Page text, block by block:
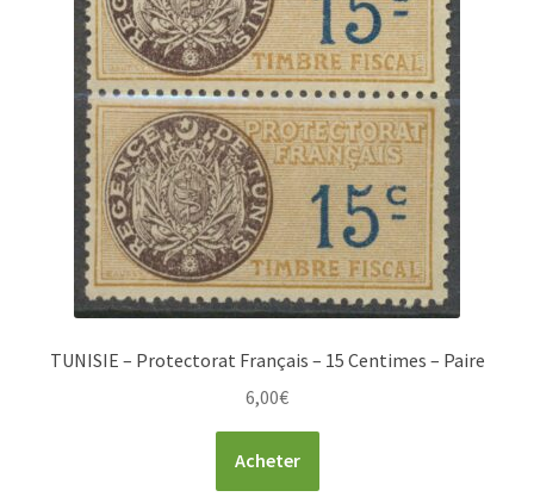
TUNISIE – Protectorat Français – 15 Centimes – Paire
6,00€
Acheter